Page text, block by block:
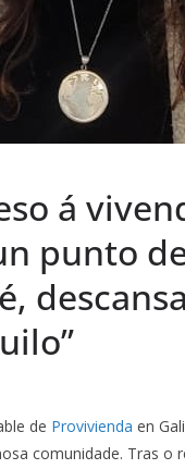
á
punto
de Provivienda en
comunidade. Tras